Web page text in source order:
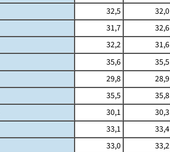
32,5 32,0
31,7 32,6
32,2 31,6
35,6 35,5
29,8 28,9
35,5 35,8
30,1 30,3
33,1 33,4
33,0 33,2